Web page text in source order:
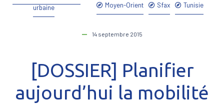
urbaine
Moyen-Orient Sfax Tunisie
14 septembre 2015
[DOSSIER] Planifier
aujourd’hui la mobilité